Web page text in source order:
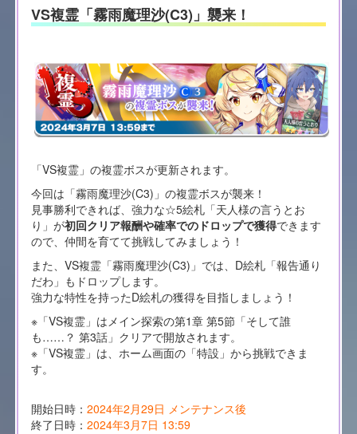
VS複霊「霧雨魔理沙(C3)」襲来！
「VS複霊」の複霊ボスが更新されます。
今回は「霧雨魔理沙(C3)」の複霊ボスが襲来！
見事勝利できれば、強力な☆5絵札「天人様の言うとお
り」が初回クリア報酬や確率でのドロップで獲得できます
ので、仲間を育てて挑戦してみましょう！
また、VS複霊「霧雨魔理沙(C3)」では、D絵札「報告通り
だわ」もドロップします。
強力な特性を持ったD絵札の獲得を目指しましょう！
※「VS複霊」はメイン探索の第1章 第5節「そして誰
も……？ 第3話」クリアで開放されます。
※「VS複霊」は、ホーム画面の「特設」から挑戦できま
す。
開始日時： 2024年2月29日 メンテナンス後
終了日時： 2024年3月7日 13:59